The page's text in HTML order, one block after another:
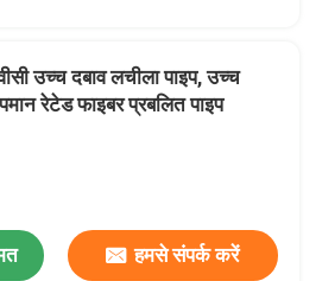
उच्च दबाव लचीला पाइप, उच्च
रेटेड फाइबर प्रबलित पाइप
हमसे संपर्क करें